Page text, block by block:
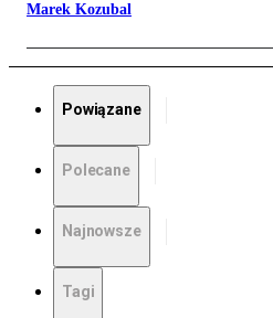
Marek Kozubal
Powiązane
Polecane
Najnowsze
Tagi